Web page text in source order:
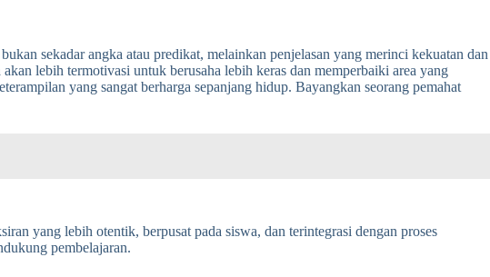
sekadar angka atau predikat, melainkan penjelasan yang merinci kekuatan dan
lebih termotivasi untuk berusaha lebih keras dan memperbaiki area yang
yang sangat berharga sepanjang hidup. Bayangkan seorang pemahat
yang lebih otentik, berpusat pada siswa, dan terintegrasi dengan proses
pembelajaran.